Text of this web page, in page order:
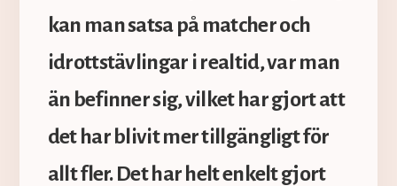
kan man satsa på matcher och
idrottstävlingar i realtid, var man
än befinner sig, vilket har gjort att
det har blivit mer tillgängligt för
allt fler. Det har helt enkelt gjort